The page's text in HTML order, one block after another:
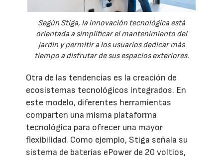
Según Stiga, la innovación tecnológica está
orientada a simplificar el mantenimiento del
jardín y permitir a los usuarios dedicar más
tiempo a disfrutar de sus espacios exteriores.
Otra de las tendencias es la creación de
ecosistemas tecnológicos integrados. En
este modelo, diferentes herramientas
comparten una misma plataforma
tecnológica para ofrecer una mayor
flexibilidad. Como ejemplo, Stiga señala su
sistema de baterías ePower de 20 voltios,